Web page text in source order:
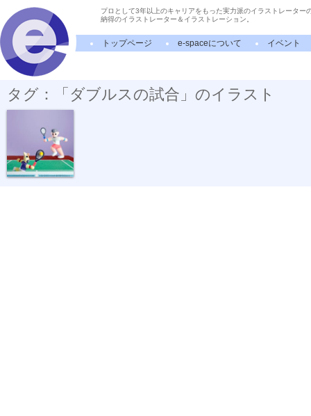
プロとして3年以上のキャリアをもった実力派のイラストレーター
納得のイラストレーター＆イラストレーション。
トップページ e-spaceについて イベント
タグ：「ダブルスの試合」のイラスト
ダブルスの試合